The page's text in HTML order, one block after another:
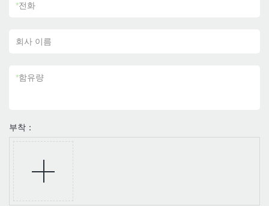
*전화
회사 이름
*함유량
부착：